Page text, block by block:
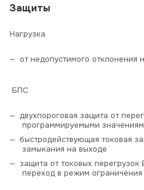
Защиты
Нагрузка
от недопустимого
БПС
двухпороговая защита от
программируемыми
быстродействующая токовая
замыкания на выходе
защита от токовых
переход в режим ограничения